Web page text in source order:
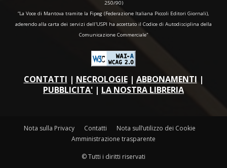
250/90)
“La Voce di Mantova tramite la Fipeg (Federazione Italiana Piccoli Editori Giornali),
aderendo alla carta dei servizi dell'USPI ha accettato il Codice di Autodisciplina della
Comunicazione Commerciale"
CONTATTI | NECROLOGIE| ABBONAMENTI |
PUBBLICITA' | LA NOSTRA LIBRERIA
Nota sulla Privacy Contatti
Nota sull’utilizzo dei Cookie
Amministrazione trasparente
© Tutti i diritti riservati